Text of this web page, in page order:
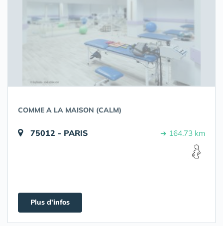
COMME A LA MAISON (CALM)
75012 - PARIS ➔ 164.73 km
Plus d'infos